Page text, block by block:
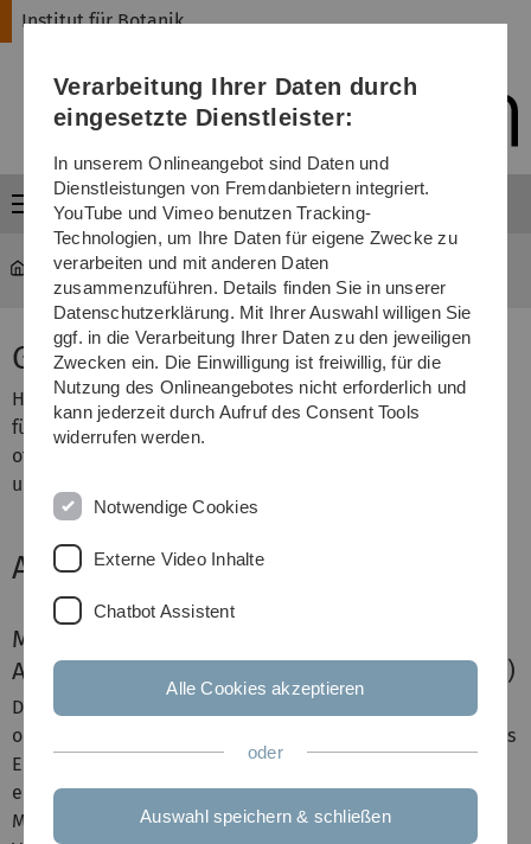
Direkt
Direkt
Direkt
(Sprache,
Drucken,
Media)
Direkt
Direkt
Institut für Botanik
Menü
Institut für Botanik ... Geräte
Geräte
Hier eine Auflistung der wichtigsten Geräte des Instituts
für Botanik. Für eventuelle Kooperationen sind wir immer
offen. Sollten Sie Bedarf haben setzen sie sich bitte mit
unserem Sekretariat in Verbindung.
Analytik
Mikrowellenplasma
Atomemissionsspektrometer (Agilent 4100)
Dieses Analysegerät bestimmt die im Säureaufschluss
oder in wässrigen Lösungen befindlichen Elemente mittels
Elementemissionsspektroskopie. Das System verwendet
ein Stickstoffplasma als Anregungsquelle. Das über ein
Magnetfeld angeregte Mikrowellenplasma bietet im
Verarbeitung Ihrer Daten durch
eingesetzte Dienstleister:
In unserem Onlineangebot sind Daten und
Dienstleistungen von Fremdanbietern integriert.
YouTube und Vimeo benutzen Tracking-
Technologien, um Ihre Daten für eigene Zwecke zu
verarbeiten und mit anderen Daten
zusammenzuführen. Details finden Sie in unserer
Datenschutzerklärung. Mit Ihrer Auswahl willigen Sie
ggf. in die Verarbeitung Ihrer Daten zu den jeweiligen
Zwecken ein. Die Einwilligung ist freiwillig, für die
Nutzung des Onlineangebotes nicht erforderlich und
kann jederzeit durch Aufruf des Consent Tools
widerrufen werden.
Notwendige Cookies
Externe Video Inhalte
Chatbot Assistent
Alle Cookies akzeptieren
oder
Auswahl speichern & schließen